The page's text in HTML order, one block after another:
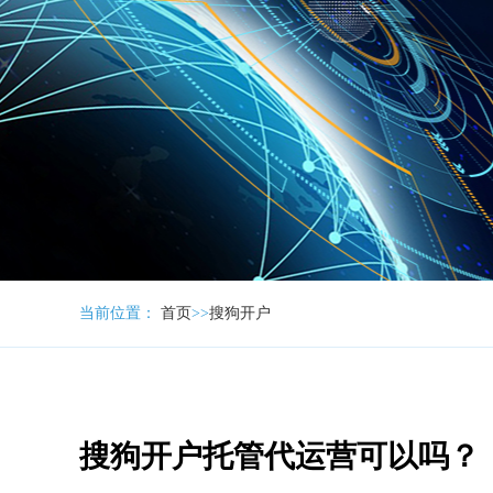
当前位置： 首页>>搜狗开户
搜狗开户托管代运营可以吗？